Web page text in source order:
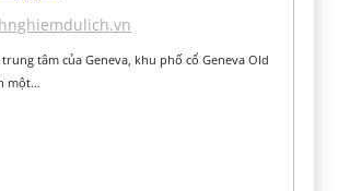
tâm của Geneva, khu phố cổ Geneva Old
một…